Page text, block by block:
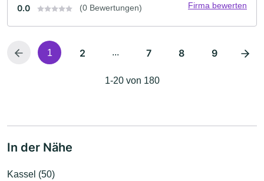
0.0 (0 Bewertungen) Firma bewerten
1 2 ... 7 8 9
1-20 von 180
In der Nähe
Kassel (50)